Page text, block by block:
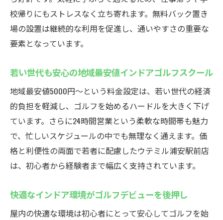
ル
無料体験サービスで初めての方にもおすす
め
制
初心者が上達を実感できる練習プログラム
若い世代にも人気！ウテミルのインドアゴルフ
体験
若い世代が選ぶインドアゴルフスクールの
友達同士で楽しめる快適な練習空間
最新機器で効率的にスキルアップできる
校帰りにもストレスなく立ち寄れます。無料バック置き
場の設置は継続的な利用を促進し、通いやすさの重要な
要素となっています。
若い世代も安心の地域最安値インドアゴルフスクール
地域最安値5000円〜という料金設定は、若い世代の経済
的負担を軽減し、ゴルフを始めるハードルを大きく下げ
ています。さらに24時間営業という柔軟な時間帯も魅力
で、忙しいスケジュールの中でも無理なく通えます。価
格と利便性の両面で若者に配慮したウテミル浦安駅前店
は、初心者から経験者まで幅広く支持されています。
快適なインドア環境がゴルフデビューを後押し
屋内の快適な環境は初心者にとって安心してゴルフを始